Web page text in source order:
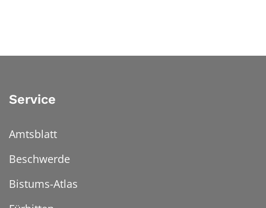
Service
Amtsblatt
Beschwerde
Bistums-Atlas